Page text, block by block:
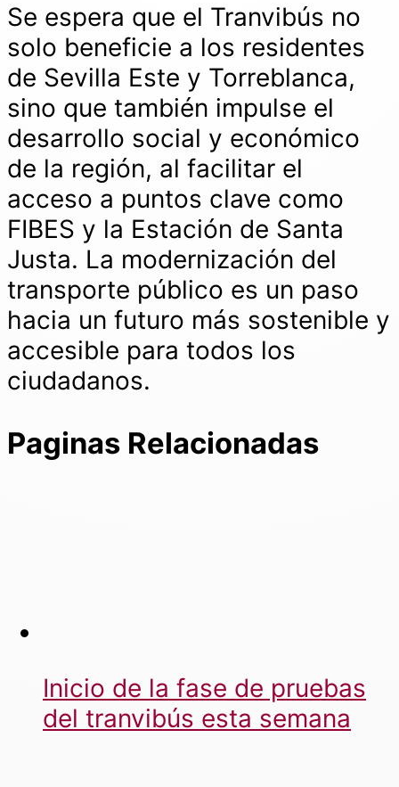
Se espera que el Tranvibús no
solo beneficie a los residentes
de Sevilla Este y Torreblanca,
sino que también impulse el
desarrollo social y económico
de la región, al facilitar el
acceso a puntos clave como
FIBES y la Estación de Santa
Justa. La modernización del
transporte público es un paso
hacia un futuro más sostenible y
accesible para todos los
ciudadanos.
Paginas Relacionadas
Inicio de la fase de pruebas
del tranvibús esta semana